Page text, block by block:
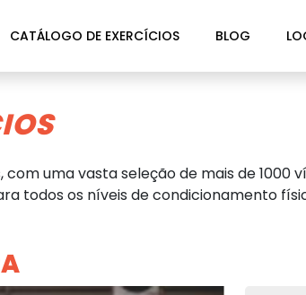
CATÁLOGO DE EXERCÍCIOS BLOG
uma vasta seleção de mais de 1000
todos os níveis de condicionamento